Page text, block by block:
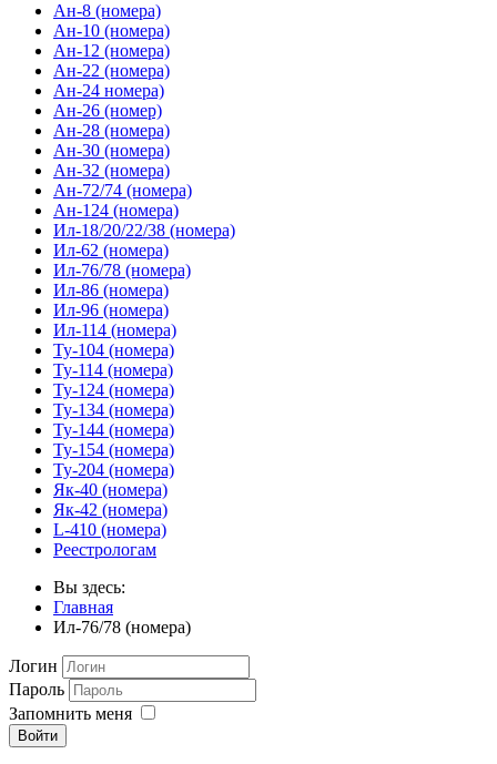
Ан-8 (номера)
Ан-10 (номера)
Ан-12 (номера)
Ан-22 (номера)
Ан-24 номера)
Ан-26 (номер)
Ан-28 (номера)
Ан-30 (номера)
Ан-32 (номера)
Ан-72/74 (номера)
Ан-124 (номера)
Ил-18/20/22/38 (номера)
Ил-62 (номера)
Ил-76/78 (номера)
Ил-86 (номера)
Ил-96 (номера)
Ил-114 (номера)
Ту-104 (номера)
Ту-114 (номера)
Ту-124 (номера)
Ту-134 (номера)
Ту-144 (номера)
Ту-154 (номера)
Ту-204 (номера)
Як-40 (номера)
Як-42 (номера)
L-410 (номера)
Реестрологам
Вы здесь:
Главная
Ил-76/78 (номера)
Логин
Пароль
Запомнить меня
Войти